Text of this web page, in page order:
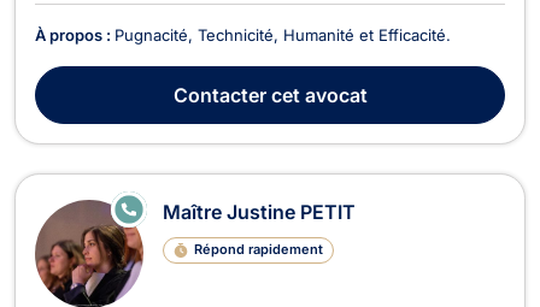
À propos : Pugnacité, Technicité, Humanité et Efficacité.
Contactercet avocat
Maître Justine PETIT
Répond rapidement
E
N
LI
G
N
E